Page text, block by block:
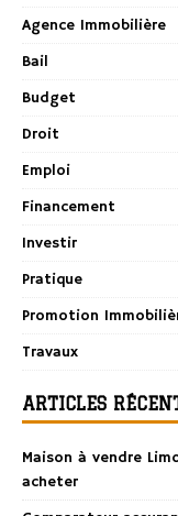
Agence Immobilière
Bail
Budget
Droit
Emploi
Financement
Investir
Pratique
Promotion
Travaux
ARTICLES
Maison à vendre
acheter